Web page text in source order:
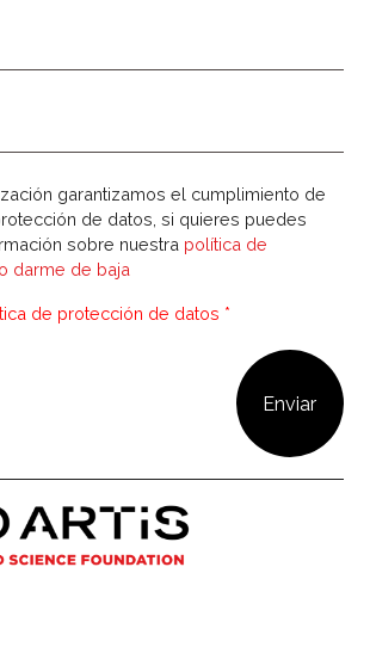
garantizamos el cumplimiento de
de datos, si quieres puedes
sobre nuestra política de
darme de baja
de protección de datos *